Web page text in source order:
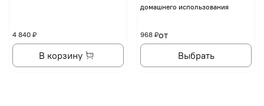
4 840 ₽
В корзину
домашнего использования
от
968 ₽
Выбрать